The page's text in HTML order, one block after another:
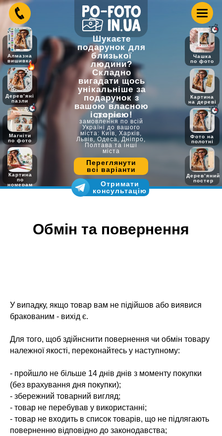
Переглянути
всі варіанти
Шукаєте
подарунок для
близької
людини?
Складно
вигадати щось
унікальніше за
подарунок з
вашою власною
історією!
Доставка
замовлення по всій
Україні до вашого
міста: Київ, Харків,
Львів, Одеса, Дніпро,
Полтава та інші
міста
Алмазна
вишивка
Фото на
полотні
Картина
по
номерам
Дерев’яні
пазли
Картина
на дереві
Отримати
консультацію
Чашка
по фото
Магніти
по фото
Дерев’яний
постер
Обмін та повернення
У випадку, якщо товар вам не підійшов або виявися
бракованим - вихід є.
Для того, щоб здійнснити повернення чи обмін товару
належної якості, переконайтесь у наступному:
- пройшло не більше 14 днів днів з моменту покупки
(без врахування дня покупки);
- збережний товарний вигляд;
- товар не перебував у використанні;
- товар не входить в список товарів, що не підлягають
поверненню відповідно до законодавства;